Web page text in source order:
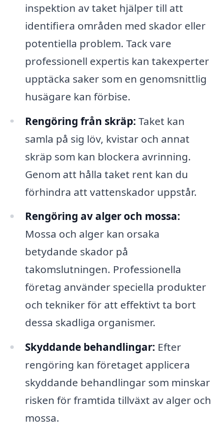
inspektion av taket hjälper till att
identifiera områden med skador eller
potentiella problem. Tack vare
professionell expertis kan takexperter
upptäcka saker som en genomsnittlig
husägare kan förbise.
Rengöring från skräp: Taket kan
samla på sig löv, kvistar och annat
skräp som kan blockera avrinning.
Genom att hålla taket rent kan du
förhindra att vattenskador uppstår.
Rengöring av alger och mossa:
Mossa och alger kan orsaka
betydande skador på
takomslutningen. Professionella
företag använder speciella produkter
och tekniker för att effektivt ta bort
dessa skadliga organismer.
Skyddande behandlingar: Efter
rengöring kan företaget applicera
skyddande behandlingar som minskar
risken för framtida tillväxt av alger och
mossa.